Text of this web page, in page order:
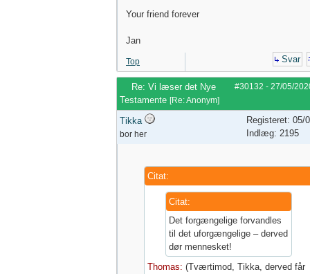
Your friend forever
Jan
Top Svar
#30132 - 27/05/
Re: Vi læser det Nye
Testamente [Re: Anonym]
Tikka
bor her
Registeret: 05/
Indlæg: 2195
Citat:
Citat:
Det forgængelige forvandles
til det uforgængelige – derved
dør mennesket!
Thomas: (Tværtimod, Tikka, derved får